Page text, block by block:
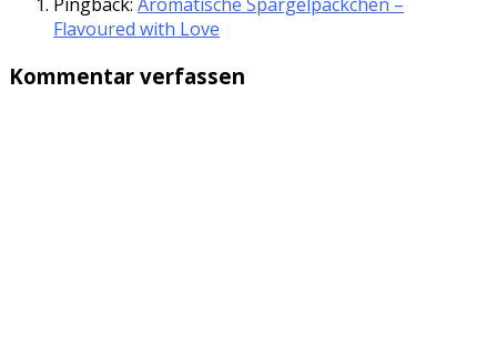
Flavoured with Love
Kommentar verfassen